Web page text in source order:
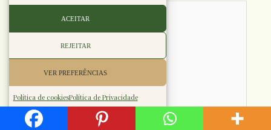
ACEITAR
REJEITAR
VER PREFERÊNCIAS
Política de cookiesPolítica de Privacidade
Digite